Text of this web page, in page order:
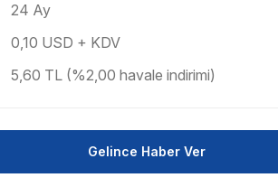
24 Ay
0,10 USD + KDV
5,60 TL (%2,00 havale indirimi)
Gelince Haber Ver